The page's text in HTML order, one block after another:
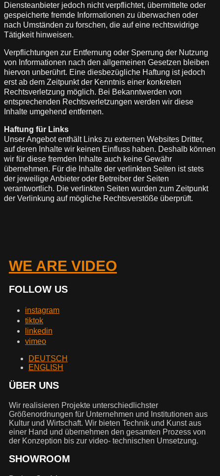
Diensteanbieter jedoch nicht verpflichtet, übermittelte oder
gespeicherte fremde Informationen zu überwachen oder
nach Umständen zu forschen, die auf eine rechtswidrige
Tätigkeit hinweisen.
Verpflichtungen zur Entfernung oder Sperrung der Nutzung
von Informationen nach den allgemeinen Gesetzen bleiben
hiervon unberührt. Eine diesbezügliche Haftung ist jedoch
erst ab dem Zeitpunkt der Kenntnis einer konkreten
Rechtsverletzung möglich. Bei Bekanntwerden von
entsprechenden Rechtsverletzungen werden wir diese
Inhalte umgehend entfernen.
Haftung für Links
Unser Angebot enthält Links zu externen Websites Dritter,
auf deren Inhalte wir keinen Einfluss haben. Deshalb können
wir für diese fremden Inhalte auch keine Gewähr
übernehmen. Für die Inhalte der verlinkten Seiten ist stets
der jeweilige Anbieter oder Betreiber der Seiten
verantwortlich. Die verlinkten Seiten wurden zum Zeitpunkt
der Verlinkung auf mögliche Rechtsverstöße überprüft.
WE ARE VIDEO
FOLLOW US
instagram
tiktok
linkedin
vimeo
DEUTSCH
ENGLISH
ÜBER UNS
Wir realisieren Projekte unterschiedlichster
Größenordnungen für Unternehmen und Institutionen aus
Kultur und Wirtschaft. Wir bieten Technik und Kunst aus
einer Hand und übernehmen den gesamten Prozess von
der Konzeption bis zur video- technischen Umsetzung.
SHOWROOM